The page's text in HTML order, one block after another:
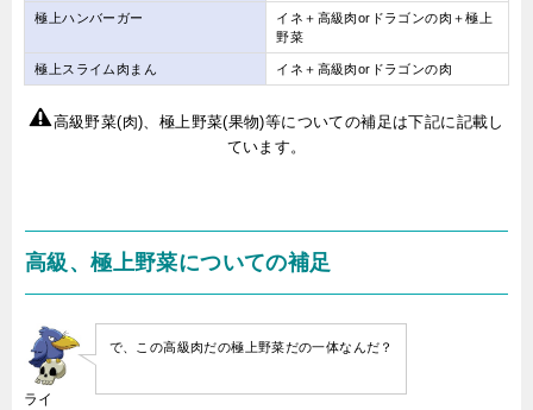
極上ハンバーガー
イネ＋高級肉orドラゴンの肉＋極上
野菜
極上スライム肉まん イネ＋高級肉orドラゴンの肉
高級野菜(肉)、極上野菜(果物)等についての補足は下記に記載し
ています。
高級、極上野菜についての補足
ライ
で、この高級肉だの極上野菜だの一体なんだ？